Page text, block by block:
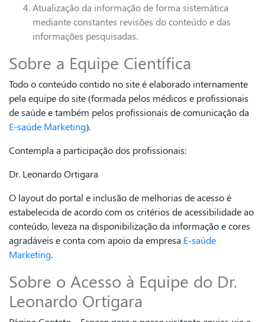
Atualização da informação de forma sistemática
mediante constantes revisões do conteúdo e das
informações pesquisadas.
Sobre a Equipe Científica
Todo o conteúdo contido no site é elaborado internamente
pela equipe do site (formada pelos médicos e profissionais
de saúde e também pelos profissionais de comunicação da
E-saúde Marketing).
Contempla a participação dos profissionais:
Dr. Leonardo Ortigara
O layout do portal e inclusão de melhorias de acesso é
estabelecida de acordo com os critérios de acessibilidade ao
conteúdo, leveza na disponibilização da informação e cores
agradáveis e conta com apoio da empresa E-saúde
Marketing.
Sobre o Acesso à Equipe do Dr.
Leonardo Ortigara